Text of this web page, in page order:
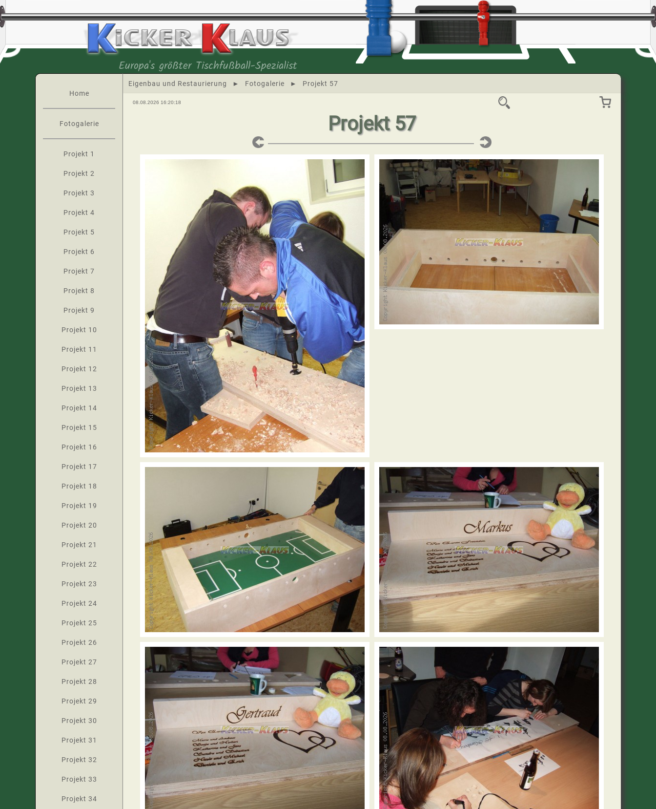
Europa's größter Tischfußball-Spezialist
08.08.2026 16:20:18
Projekt 57
Eigenbau und Restaurierung ► Fotogalerie ►
Projekt 57
Home
Fotogalerie
Projekt 1
Projekt 2
Projekt 3
Projekt 4
Projekt 5
Projekt 6
Projekt 7
Projekt 8
Projekt 9
Projekt 10
Projekt 11
Projekt 12
Projekt 13
Projekt 14
Projekt 15
Projekt 16
Projekt 17
Projekt 18
Projekt 19
Projekt 20
Projekt 21
Projekt 22
Projekt 23
Projekt 24
Projekt 25
Projekt 26
Projekt 27
Projekt 28
Projekt 29
Projekt 30
Projekt 31
Projekt 32
Projekt 33
Projekt 34